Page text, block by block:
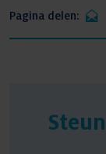
Pagina delen: